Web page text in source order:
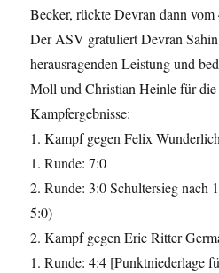
Becker, rückte Devran dann
Der ASV gratuliert Devran
herausragenden Leistung und
Moll und Christian Heinle für
Kampfergebnisse:
1. Kampf gegen Felix
1. Runde: 7:0
2. Runde: 3:0 Schultersieg nach
5:0)
2. Kampf gegen Eric Ritter
1. Runde: 4:4 [Punktniederlage